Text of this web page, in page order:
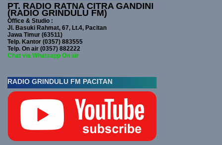
PT. RADIO RATNA CITRA GANDINI
(RADIO GRINDULU FM)
Office & Studio :
Jl. Basuki Rahmat, 67, Lt.4, Pacitan
Jawa Timur (63511)
Telp. Kantor (0357) 883555
Telp. On air (0357) 882222
Chat via Whatsapp On air
RADIO GRINDULU FM PACITAN